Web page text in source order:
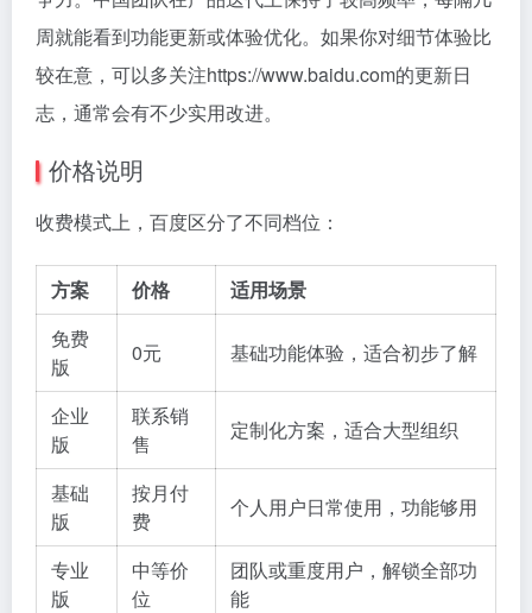
周就能看到功能更新或体验优化。如果你对细节体验比
较在意，可以多关注https://www.baidu.com的更新日
志，通常会有不少实用改进。
价格说明
收费模式上，百度区分了不同档位：
方案 价格
适用场景
免费
版
0元 基础功能体验，适合初步了解
企业
版
联系销
售
定制化方案，适合大型组织
基础
版
按月付
费
个人用户日常使用，功能够用
专业
版
中等价
位
团队或重度用户，解锁全部功
能